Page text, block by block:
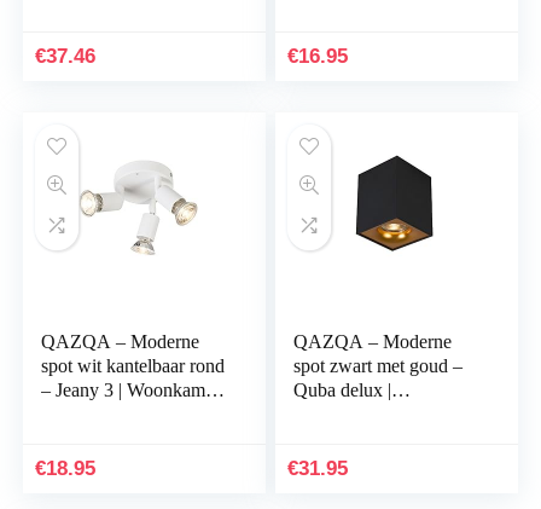
Roestvrij staal (RVS)
€37.46
Aluminium Cilinder…
€16.95
QAZQA – Moderne
spot wit kantelbaar rond
– Jeany 3 | Woonkamer |
Geschikt voor…
€18.95
QAZQA – Moderne
spot zwart met goud –
Quba delux |
Staal Kubus – GU10
€31.95